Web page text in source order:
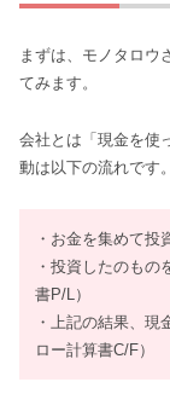
まずは、モノタロウ
てみます。
会社とは「現金を使
動は以下の流れです。
・お金を集めて投
・投資したのも
書P/L）
・上記の結果、現
ロー計算書C/F）